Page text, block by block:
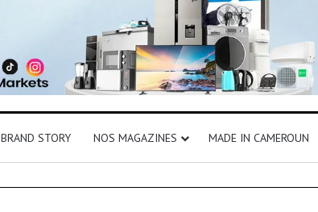
BRAND STORY NOS MAGAZINES MADE IN CAMEROUN